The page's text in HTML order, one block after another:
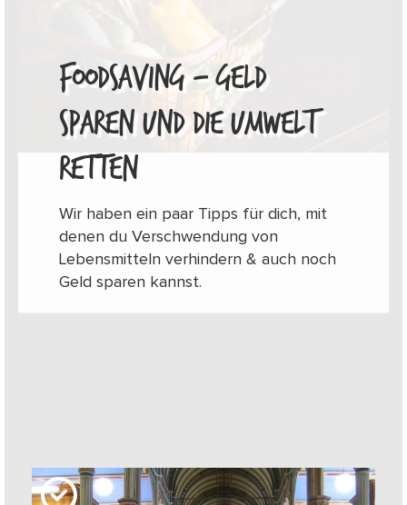
FOODSAVING – GELD
SPAREN UND DIE UMWELT
RETTEN
Wir haben ein paar Tipps für dich, mit
denen du Verschwendung von
Lebensmitteln verhindern & auch noch
Geld sparen kannst.